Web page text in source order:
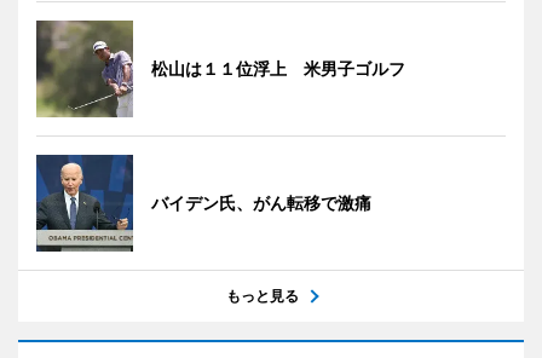
松山は１１位浮上 米男子ゴルフ
バイデン氏、がん転移で激痛
もっと見る